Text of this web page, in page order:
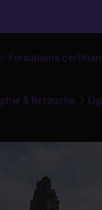
Formations
& Retouche